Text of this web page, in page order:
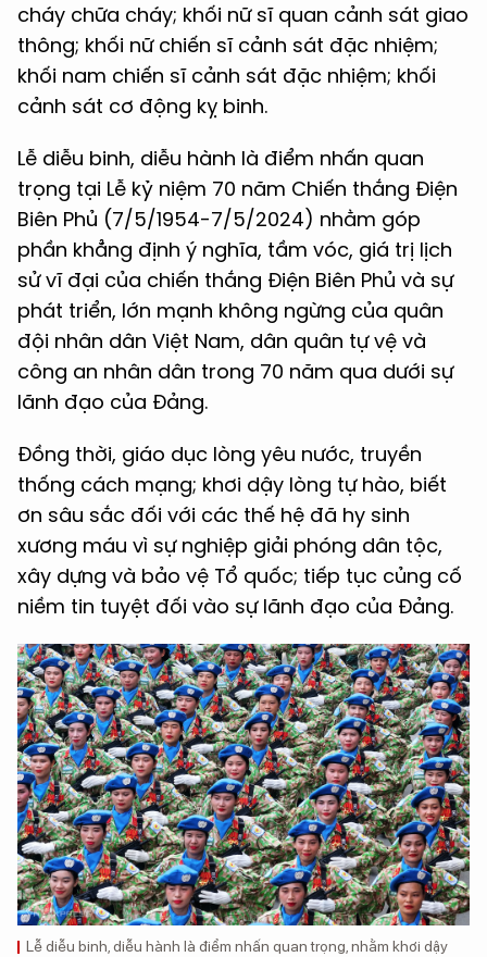
cháy chữa cháy; khối nữ sĩ quan cảnh sát giao
thông; khối nữ chiến sĩ cảnh sát đặc nhiệm;
khối nam chiến sĩ cảnh sát đặc nhiệm; khối
cảnh sát cơ động kỵ binh.
Lễ diễu binh, diễu hành là điểm nhấn quan
trọng tại Lễ kỷ niệm 70 năm Chiến thắng Điện
Biên Phủ (7/5/1954-7/5/2024) nhằm góp
phần khẳng định ý nghĩa, tầm vóc, giá trị lịch
sử vĩ đại của chiến thắng Điện Biên Phủ và sự
phát triển, lớn mạnh không ngừng của quân
đội nhân dân Việt Nam, dân quân tự vệ và
công an nhân dân trong 70 năm qua dưới sự
lãnh đạo của Đảng.
Đồng thời, giáo dục lòng yêu nước, truyền
thống cách mạng; khơi dậy lòng tự hào, biết
ơn sâu sắc đối với các thế hệ đã hy sinh
xương máu vì sự nghiệp giải phóng dân tộc,
xây dựng và bảo vệ Tổ quốc; tiếp tục củng cố
niềm tin tuyệt đối vào sự lãnh đạo của Đảng.
Lễ diễu binh, diễu hành là điểm nhấn quan trọng, nhằm khơi dậy